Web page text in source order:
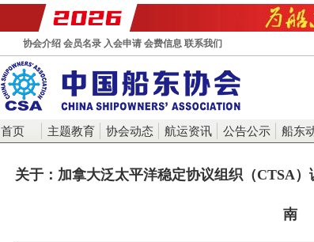
协会介绍 会员名录 入会申请 会费信息 联系我们
首页 主题教育 协会动态 航运资讯 公告公示 船东
关于：加拿大泛太平洋稳定协议组织（CTSA
南